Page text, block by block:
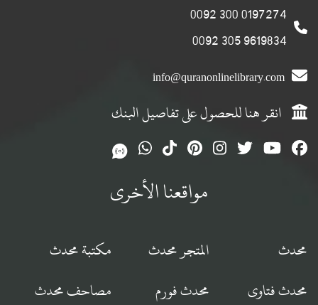
0197274 300 0092
9619834 305 0092
info@quranonlinelibrary.com
انقر هنا للحصول على تفاصيل البنك
مواقعنا الأخرى
محدث المتجر محدث
مكتبة محدث
محدث فتاوى
محدث فورم
مصاحف محدث